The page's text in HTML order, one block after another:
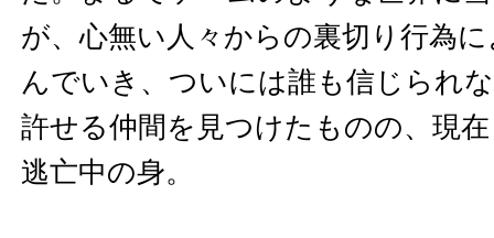
が、心無い人々からの裏切り行為
んでいき、ついには誰も信じられ
許せる仲間を見つけたものの、現
逃亡中の身。